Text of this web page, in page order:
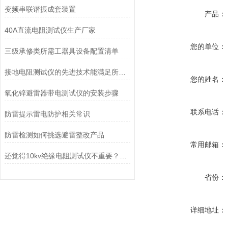
变频串联谐振成套装置
40A直流电阻测试仪生产厂家
三级承修类所需工器具设备配置清单
接地电阻测试仪的先进技术能满足所有接地测量的要求
氧化锌避雷器带电测试仪的安装步骤
防雷提示雷电防护相关常识
防雷检测如何挑选避雷整改产品
产品：
您的单位：
您的姓名：
联系电话：
常用邮箱：
省份：
详细地址：